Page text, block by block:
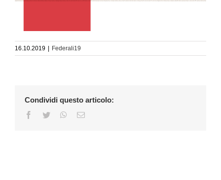
16.10.2019 | Federali19
Condividi questo articolo:
Facebook
Twitter WhatsApp
Email